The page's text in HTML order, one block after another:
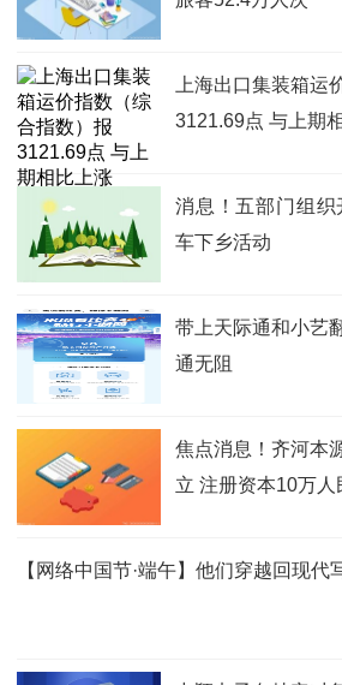
上海出口集装箱运
3121.69点 与上期
消息！五部门组
车下乡活动
带上天际通和小艺
通无阻
焦点消息！齐河本
立 注册资本10万人
【网络中国节·端午】他们穿越回现代